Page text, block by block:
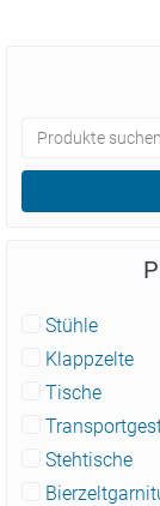
Stühle
Klappzelte
Tische
Stehtische